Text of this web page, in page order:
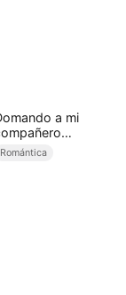
a mi
rebelde（Doblado)
Romántica